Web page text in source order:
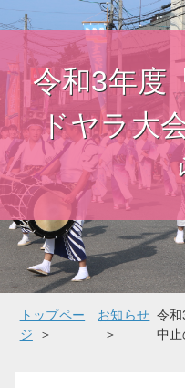
令和3年度
ドヤラ大
トップペー
ジ
お知らせ 令和
中